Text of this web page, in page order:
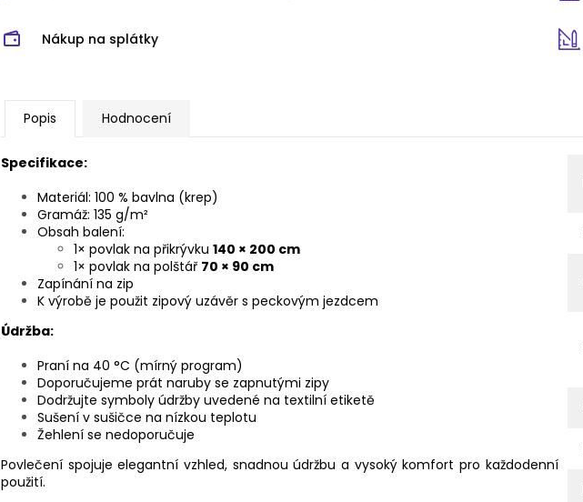
Nákup na splátky
Popis Hodnocení
Specifikace:
Materiál: 100 % bavlna (krep)
Gramáž: 135 g/m²
Obsah balení:
1× povlak na přikrývku 140 × 200 cm
1× povlak na polštář 70 × 90 cm
Zapínání na zip
K výrobě je použit zipový uzávěr s peckovým jezdcem
Údržba:
Praní na 40 °C (mírný program)
Doporučujeme prát naruby se zapnutými zipy
Dodržujte symboly údržby uvedené na textilní etiketě
Sušení v sušičce na nízkou teplotu
Žehlení se nedoporučuje
Povlečení spojuje elegantní vzhled, snadnou údržbu a vysoký komfort pro každodenní
použití.